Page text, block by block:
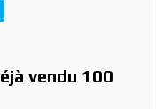
vendu 100